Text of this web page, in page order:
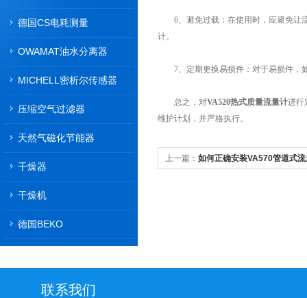
德国CS电耗测量
OWAMAT油水分离器
MICHELL密析尔传感器
压缩空气过滤器
天然气磁化节能器
干燥器
干燥机
德国BEKO
6、避免过载：在使用时，应避免让流
计。
7、定期更换易损件：对于易损件，
总之，对VA520热式质量流量计进行
维护计划，并严格执行。
上一篇： 如何正确安装VA570管道式
联系我们